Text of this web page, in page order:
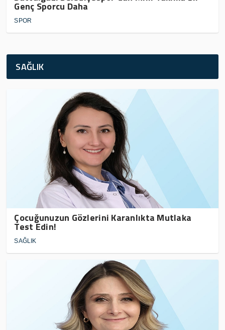
Genç Sporcu Daha
SPOR
SAĞLIK
Çocuğunuzun Gözlerini Karanlıkta Mutlaka
Test Edin!
SAĞLIK